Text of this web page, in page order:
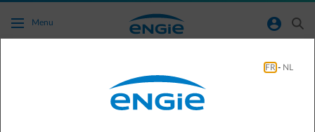
Ga naar de hoofdinhoud
Menu normal-account-circle search
Ik heb een thuisbatterij die ik gebruik om
overtollige zonne-energie in op te laden. Hoe
FR - NL